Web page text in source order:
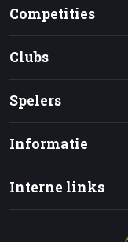
Competities
Clubs
Spelers
Informatie
Interne links